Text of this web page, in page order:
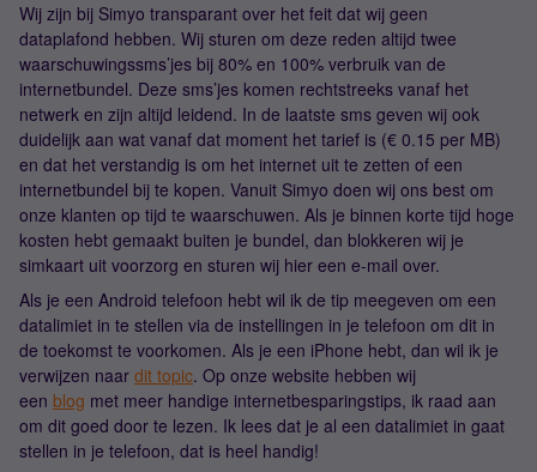
Wij zijn bij Simyo transparant over het feit dat wij geen
dataplafond hebben. Wij sturen om deze reden altijd twee
waarschuwingssms’jes bij 80% en 100% verbruik van de
internetbundel. Deze sms’jes komen rechtstreeks vanaf het
netwerk en zijn altijd leidend. In de laatste sms geven wij ook
duidelijk aan wat vanaf dat moment het tarief is (€ 0.15 per MB)
en dat het verstandig is om het internet uit te zetten of een
internetbundel bij te kopen. Vanuit Simyo doen wij ons best om
onze klanten op tijd te waarschuwen. Als je binnen korte tijd hoge
kosten hebt gemaakt buiten je bundel, dan blokkeren wij je
simkaart uit voorzorg en sturen wij hier een e-mail over.
Als je een Android telefoon hebt wil ik de tip meegeven om een
datalimiet in te stellen via de instellingen in je telefoon om dit in
de toekomst te voorkomen. Als je een iPhone hebt, dan wil ik je
verwijzen naar dit topic. Op onze website hebben wij
een blog met meer handige internetbesparingstips, ik raad aan
om dit goed door te lezen. Ik lees dat je al een datalimiet in gaat
stellen in je telefoon, dat is heel handig!